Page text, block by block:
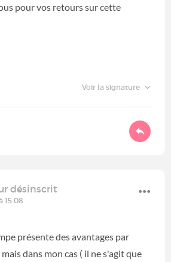
pour vos retours sur cette
Voir la signature
désinscrit
15:08
présente des avantages par
dans mon cas ( il ne s'agit que